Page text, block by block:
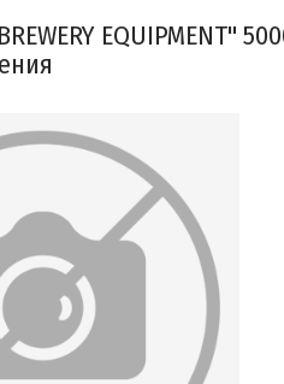
EQUIPMENT"